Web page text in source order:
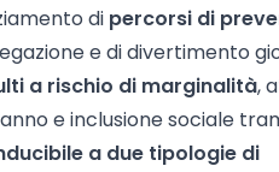
di percorsi di
e di divertimento
a rischio di marginalità,
e inclusione sociale
a due tipologie di